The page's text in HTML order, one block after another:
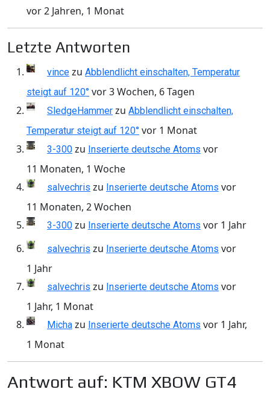
vor 2 Jahren, 1 Monat
Letzte Antworten
vince zu Abblendlicht einschalten, Temperatur
steigt auf 120° vor 3 Wochen, 6 Tagen
SledgeHammer zu Abblendlicht einschalten,
Temperatur steigt auf 120° vor 1 Monat
3-300 zu Inserierte deutsche Atoms vor
11 Monaten, 1 Woche
salvechris zu Inserierte deutsche Atoms vor
11 Monaten, 2 Wochen
3-300 zu Inserierte deutsche Atoms vor 1 Jahr
salvechris zu Inserierte deutsche Atoms vor
1 Jahr
salvechris zu Inserierte deutsche Atoms vor
1 Jahr, 1 Monat
Micha zu Inserierte deutsche Atoms vor 1 Jahr,
1 Monat
Antwort auf: KTM XBOW GT4